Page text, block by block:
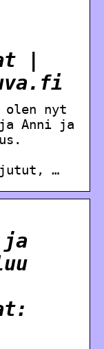
|
olen nyt
Anni ja
jutut, …
ja